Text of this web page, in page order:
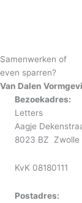
Samenwerken of
even sparren?
Van Dalen
Bezoekadres:
Letters
Aagje
8023 BZ Zwolle
KvK 08180111
Postadres: